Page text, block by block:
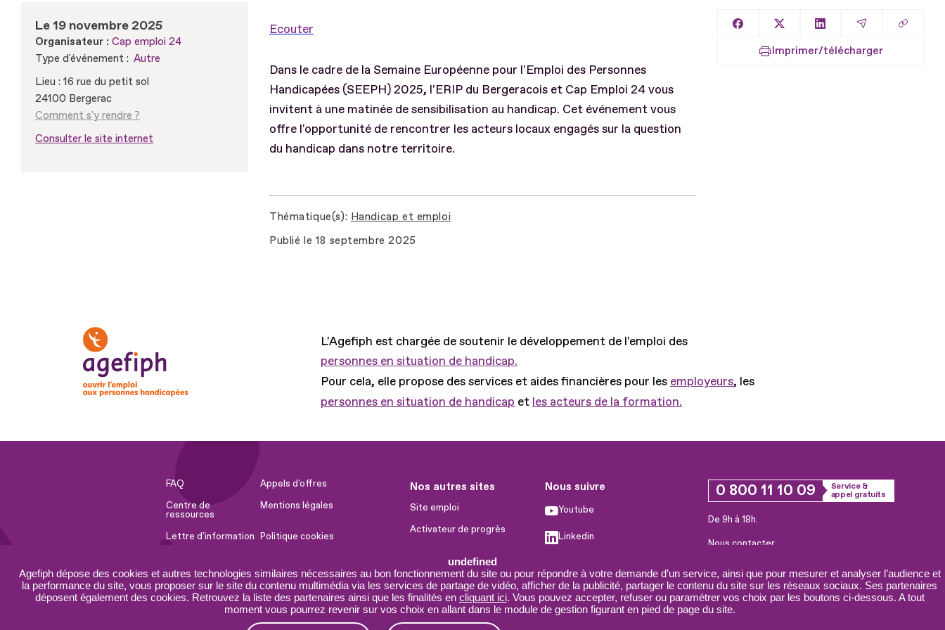
undefined
Agefiph dépose des cookies et autres technologies similaires nécessaires au bon fonctionnement du site ou pour répondre à votre demande d’un service, ainsi que pour mesurer et analyser l’audience et
la performance du site, vous proposer sur le site du contenu multimédia via les services de partage de vidéo, afficher de la publicité, partager le contenu du site sur les réseaux sociaux. Ses partenaires
déposent également des cookies. Retrouvez la liste des partenaires ainsi que les finalités en cliquant ici. Vous pouvez accepter, refuser ou paramétrer vos choix par les boutons ci-dessous. A tout
moment vous pourrez revenir sur vos choix en allant dans le module de gestion figurant en pied de page du site.
Le 19 novembre 2025
Organisateur : Cap emploi 24
Type d'événement : Autre
Lieu : 16 rue du petit sol
24100 Bergerac
Comment s'y rendre ?
Consulter le site internet
Ecouter
Dans le cadre de la Semaine Européenne pour l'Emploi des Personnes
Handicapées (SEEPH) 2025, l'ERIP du Bergeracois et Cap Emploi 24 vous
invitent à une matinée de sensibilisation au handicap. Cet événement vous
offre l'opportunité de rencontrer les acteurs locaux engagés sur la question
du handicap dans notre territoire.
Thématique(s) Handicap et emploi
Publié le 18 septembre 2025
Partager sur Facebook
Partager sur XPartager sur LinkedIn
Partager par
Copier
Imprimer/télécharger
L'Agefiph est chargée de soutenir le développement de l'emploi des
personnes en situation de handicap.
Pour cela, elle propose des services et aides financières pour les employeurs, les
personnes en situation de handicap et les acteurs de la formation.
FAQ
Appels d'offres
Centre de
ressources
Mentions légales
Lettre d'information Politique cookies
Accessibilité :
partiellement
conforme
Plan du site
Nos autres sites
Site emploi
Activateur de progrès
Innovation et recherche
Université du RRH
Service AppuiPro
Nous suivre
Youtube
Linkedin
X
0 800 11 10 09
Service &
appel gratuits
De 9h à 18h.
Nous contacter